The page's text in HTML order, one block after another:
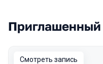
Выступления в
Приглашенный
Смотреть запись